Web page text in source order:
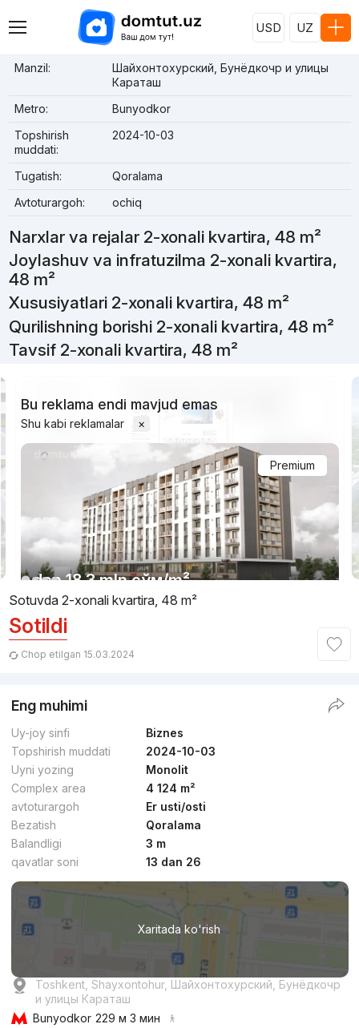
USD UZ
Manzil:
Шайхонтохурский, Бунёдкочр и улицы
Караташ
Metro:
Bunyodkor
Topshirish
muddati:
2024-10-03
Tugatish:
Qoralama
Avtoturargoh:
ochiq
Narxlar va rejalar 2-xonali kvartira, 48 m²
Joylashuv va infratuzilma 2-xonali kvartira,
48 m²
Xususiyatlari 2-xonali kvartira, 48 m²
Qurilishning borishi 2-xonali kvartira, 48 m²
Tavsif 2-xonali kvartira, 48 m²
Bu reklama endi mavjud emas
Shu kabi reklamalar ×
Premium
dan18.3 mln сўм/m²
Topshirilishi 4kv 2026
TJ «Novza Residence»
dan сўм/m²
4
Topshirildi 2023,Uzbegim Development
TJ «Chaqar»
+998 (55) 500...
1/12
Sotuvda 2-xonali kvartira, 48 m²
Sotildi
Chop etilgan 15.03.2024
Eng muhimi
Uy-joy sinfi
Biznes
Topshirish muddati
2024-10-03
Uyni yozing
Monolit
Complex area
4 124 m²
avtoturargoh
Er usti/osti
Bezatish
Qoralama
Balandligi
3 m
qavatlar soni
13 dan 26
Xaritada ko'rish
Toshkent, Shayxontohur, Шайхонтохурский, Бунёдкочр
и улицы Караташ
Bunyodkor 229 м 3 мин